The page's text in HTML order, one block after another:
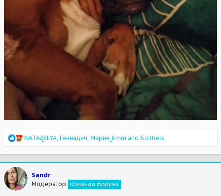
R
a
c
t
i
o
NATA@LYA Геннадич Мария_kmm and 6 others
Sandr
Модератор Команда форума